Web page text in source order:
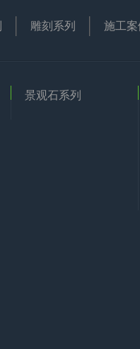
雕刻系列 施工案
景观石系列